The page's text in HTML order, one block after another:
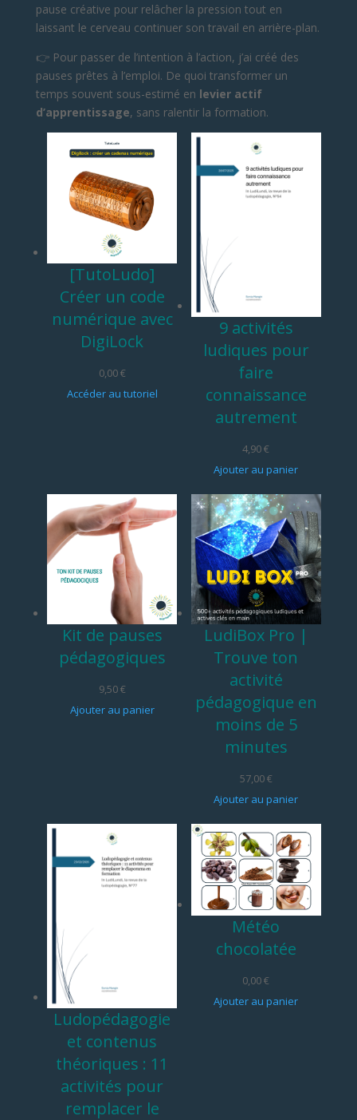
pause créative pour relâcher la pression tout en
laissant le cerveau continuer son travail en arrière-plan.
👉 Pour passer de l’intention à l’action, j’ai créé des
pauses prêtes à l’emploi. De quoi transformer un
temps souvent sous-estimé en levier actif
d’apprentissage, sans ralentir la formation.
[TutoLudo]
Créer un code
numérique avec
DigiLock
0,00€
Accéder au tutoriel
9 activités
ludiques pour
faire
connaissance
autrement
4,90€
Ajouter au panier
Kit de pauses
pédagogiques
9,50€
Ajouter au panier
LudiBox Pro |
Trouve ton
activité
pédagogique en
moins de 5
minutes
57,00€
Ajouter au panier
Ludopédagogie
et contenus
théoriques : 11
activités pour
remplacer le
Météo
chocolatée
0,00€
Ajouter au panier